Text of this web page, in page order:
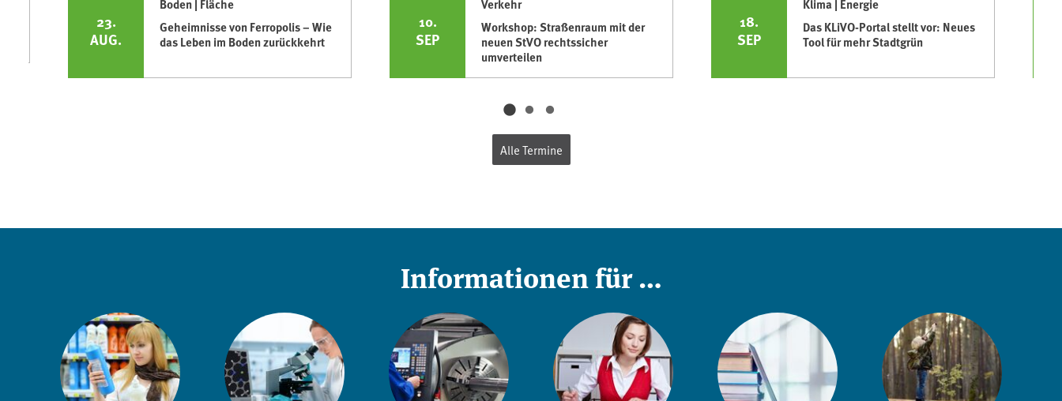
23.
AUG.
Boden | Fläche
Geheimnisse von Ferropolis – Wie
das Leben im Boden zurückkehrt
10.
SEP
Verkehr
Workshop: Straßenraum mit der
neuen StVO rechtssicher
umverteilen
18.
SEP
Klima | Energie
Das KLiVO-Portal stellt vor: Neues
Tool für mehr Stadtgrün
Alle Termine
Informationen für …